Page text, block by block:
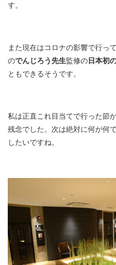
す。
また現在はコロナの影響で行っ
のでんじろう先生監修の 日本初
ともできるそうです。
私は正直これ目当てで行った節
残念でした。次は絶対に何が何
したいですね。